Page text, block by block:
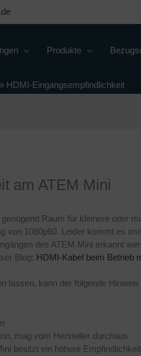
Produkte
» HDMI-Eingangsempfindlichkeit
am ATEM Mini
Raum für kleinere oder
von 1080p60. Leider kommt es
des ATEM Mini erkannt
Blog: HDMI-Kabel beim Betrieb
lassen, kann der folgende
mag vom Hersteller durchaus
besitzt ein höhere